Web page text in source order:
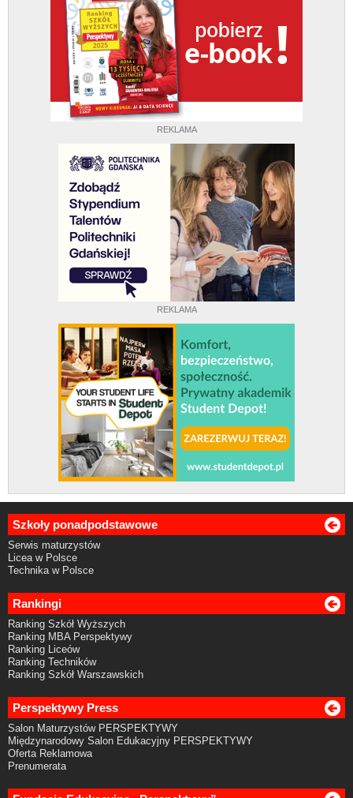
REKLAMA
REKLAMA
Szkoły ponadpodstawowe
Serwis maturzystów
Licea w Polsce
Technika w Polsce
Rankingi
Ranking Szkół Wyższych
Ranking MBA Perspektywy
Ranking Liceów
Ranking Techników
Ranking Szkół Warszawskich
Perspektywy Press
Salon Maturzystów PERSPEKTYWY
Międzynarodowy Salon Edukacyjny PERSPEKTYWY
Oferta Reklamowa
Prenumerata